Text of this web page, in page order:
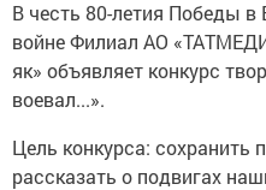
В честь 80-летия Победы в
войне Филиал АО
як» объявляет конкурс
воевал...».
Цель конкурса: сохранить
рассказать о подвигах